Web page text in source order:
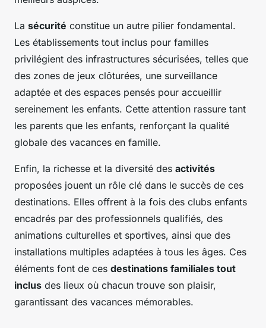
La sécurité constitue un autre pilier fondamental.
Les établissements tout inclus pour familles
privilégient des infrastructures sécurisées, telles que
des zones de jeux clôturées, une surveillance
adaptée et des espaces pensés pour accueillir
sereinement les enfants. Cette attention rassure tant
les parents que les enfants, renforçant la qualité
globale des vacances en famille.
Enfin, la richesse et la diversité des activités
proposées jouent un rôle clé dans le succès de ces
destinations. Elles offrent à la fois des clubs enfants
encadrés par des professionnels qualifiés, des
animations culturelles et sportives, ainsi que des
installations multiples adaptées à tous les âges. Ces
éléments font de ces destinations familiales tout
inclus des lieux où chacun trouve son plaisir,
garantissant des vacances mémorables.